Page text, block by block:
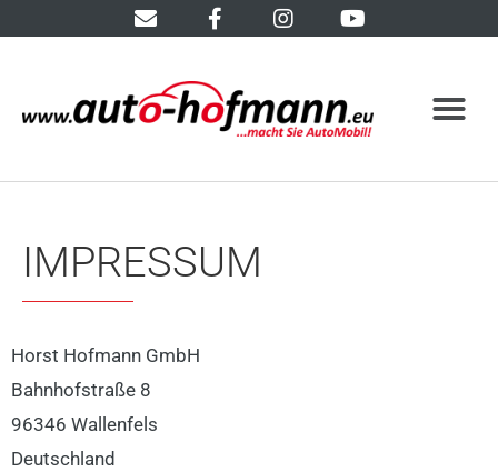
IMPRESSUM
Horst Hofmann GmbH
Bahnhofstraße 8
96346 Wallenfels
Deutschland